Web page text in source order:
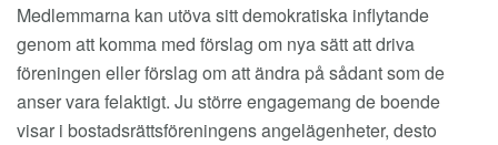
Medlemmarna kan utöva sitt demokratiska inflytande
genom att komma med förslag om nya sätt att driva
föreningen eller förslag om att ändra på sådant som de
anser vara felaktigt. Ju större engagemang de boende
visar i bostadsrättsföreningens angelägenheter, desto